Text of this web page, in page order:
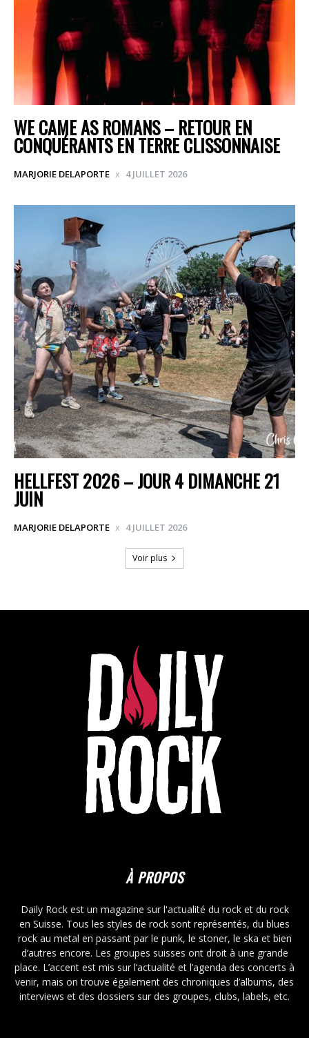
WE CAME AS ROMANS – RETOUR EN
CONQUÉRANTS EN TERRE CLISSONNAISE
MARJORIE DELAPORTE 4 JUILLET 2026
HELLFEST 2026 – JOUR 4 DIMANCHE 21
JUIN
MARJORIE DELAPORTE 4 JUILLET 2026
Voir plus
À PROPOS
Daily Rock est un magazine sur l'actualité du rock et du rock
en Suisse. Tous les styles de rock sont représentés, du blues
rock au metal en passant par le punk, le stoner, le ska et bien
d’autres encore. Les groupes suisses ont droit à une grande
place. L’accent est mis sur l’actualité et l’agenda des concerts à
venir, mais on trouve également des chroniques d’albums, des
interviews et des dossiers sur des groupes, clubs, labels, etc.